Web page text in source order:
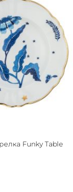
Funky Table